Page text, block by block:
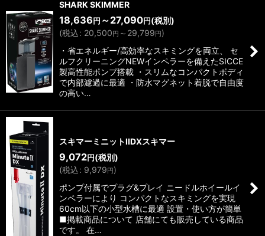
SHARK SKIMMER
18,636 円 ～27,090円 (税別)
(税込: 20,500円 ～29,799円)
・省エネルギー/高効率なスキミングを両立、 セ
ルフクリーニングNEWインペラーを備えたSICCE
製高性能ポンプ搭載 ・スリムなコンパクトボディ
で内部濾過に最適 ・防水マグネット着脱で自由度
の高い…
スキマーミニットIIDXスキマー
9,072円 (税別)
(税込: 9,979 円 )
ポンプ付属でプラグ&プレイ ニードルホイールイ
ンペラーにより コンパクトなスキミングを実現
60cm以下の小型水槽に最適 設置・使い方が簡単
■掲載商品について 店舗にても販売している商品
です。 在…